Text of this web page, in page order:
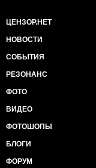
ЦЕНЗОР.НЕТ
НОВОСТИ
СОБЫТИЯ
РЕЗОНАНС
ФОТО
ВИДЕО
ФОТОШОПЫ
БЛОГИ
ФОРУМ